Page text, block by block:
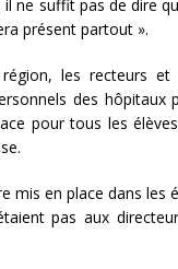
il ne suffit pas de dire
présent partout ».
les recteurs et
des hôpitaux
pour tous les
mis en place dans les
pas aux